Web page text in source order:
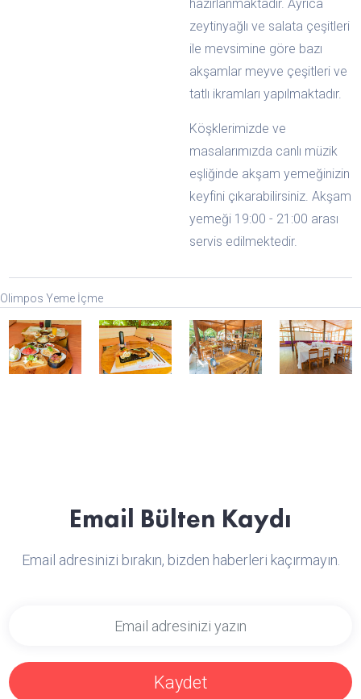
hazırlanmaktadır. Ayrıca
zeytinyağlı ve salata çeşitleri
ile mevsimine göre bazı
akşamlar meyve çeşitleri ve
tatlı ikramları yapılmaktadır.
Köşklerimizde ve
masalarımızda canlı müzik
eşliğinde akşam yemeğinizin
keyfini çıkarabilirsiniz. Akşam
yemeği 19:00 - 21:00 arası
servis edilmektedir.
Olimpos Yeme İçme
Email Bülten Kaydı
Email adresinizi bırakın, bizden haberleri kaçırmayın.
Kaydet